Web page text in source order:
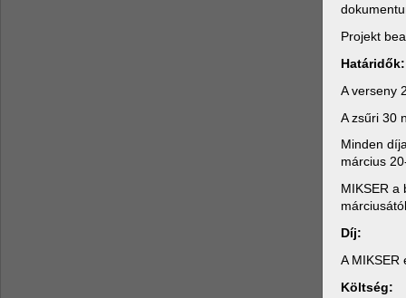
Projekt
Határidők:
A verseny
A zsűri 30
Minden
március
MIKSER a
Díj:
A
Költség: